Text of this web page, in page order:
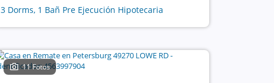
3 Dorms, 1 Bañ Pre Ejecución Hipotecaria
11 Fotos